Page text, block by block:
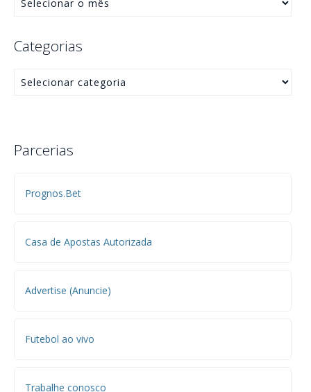
Categorias
Parcerias
Prognos.Bet
Casa de Apostas Autorizada
Advertise (Anuncie)
Futebol ao vivo
Trabalhe conosco